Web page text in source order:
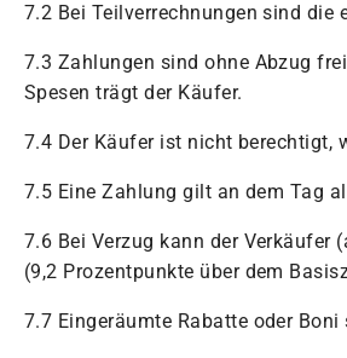
7.2 Bei Teilverrechnungen sind
7.3 Zahlungen sind ohne Abzug
Spesen trägt der Käufer.
7.4 Der Käufer ist nicht berechtigt,
7.5 Eine Zahlung gilt an dem Tag
7.6 Bei Verzug kann der Verkäufer
(9,2 Prozentpunkte über dem
7.7 Eingeräumte Rabatte oder